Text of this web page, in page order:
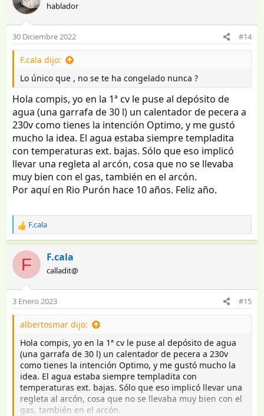
hablador
30 Diciembre 2022 #14
F.cala dijo:
Lo único que , no se te ha congelado nunca ?
Hola compis, yo en la 1ª cv le puse al depósito de
agua (una garrafa de 30 l) un calentador de pecera a
230v como tienes la intención Optimo, y me gustó
mucho la idea. El agua estaba siempre templadita
con temperaturas ext. bajas. Sólo que eso implicó
llevar una regleta al arcón, cosa que no se llevaba
muy bien con el gas, también en el arcón.
Por aquí en Rio Purón hace 10 años. Feliz año.
R
e
a
o
n
e
s
F.cala
F F.cala
calladit@
3 Enero 2023 #15
albertosmar dijo:
Hola compis, yo en la 1ª cv le puse al depósito de agua
(una garrafa de 30 l) un calentador de pecera a 230v
como tienes la intención Optimo, y me gustó mucho la
idea. El agua estaba siempre templadita con
temperaturas ext. bajas. Sólo que eso implicó llevar una
regleta al arcón, cosa que no se llevaba muy bien con el
gas, también en el arcón.